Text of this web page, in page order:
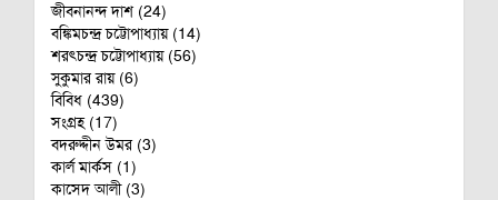
জীবনানন্দ দাশ (24)
বঙ্কিমচন্দ্র চট্টোপাধ্যায় (14)
শরৎচন্দ্র চট্টোপাধ্যায় (56)
সুকুমার রায় (6)
বিবিধ (439)
সংগ্রহ (17)
বদরুদ্দীন উমর (3)
কার্ল মার্কস (1)
কাসেদ আলী (3)